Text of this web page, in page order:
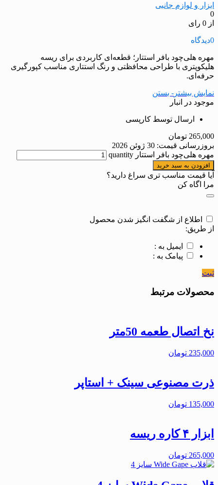
ابزار و لوازم جانبی
0
از 0 رای
0دیدگاه
مهره هلی‌چود بافر استتار؛ قطعه‌ای کاربردی برای ریسه
هلیکوپتری با طراحی محافظتی و رنگ استتاری مناسب کپورگیری
حرفه‌ای.
نمایش بیشتر - بستن
موجود در انبار
ارسال توسط کارپسی
265,000 تومان
بروزرسانی قیمت: 30 ژوئن 2026
مهره هلی‌چود بافر استتار quantity
افزودن به سبد خرید
آیا قیمت مناسب تری سراغ دارید؟
مرا اگاه کن
اطلاع از شگفت انگیز شدن محصول
از طریق:
ایمیل به :
پیامک به :
ثبت
محصولات مرتبط
نخ اتصال طعمه 50متر
235,000 تومان
ذرت مصنوعی سینک + استاپر
135,000 تومان
ابزار ۴ کاره ریسه
265,000 تومان